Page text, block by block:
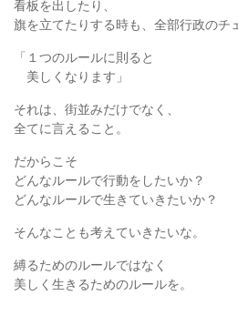
看板を出したり、
旗を立てたりする時も、全部行政のチ
「１つのルールに則ると
美しくなります」
それは、街並みだけでなく、
全てに言えること。
だからこそ
どんなルールで行動をしたいか？
どんなルールで生きていきたいか？
そんなことも考えていきたいな。
縛るためのルールではなく
美しく生きるためのルールを。